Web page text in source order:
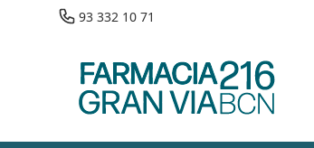
93 332 10 71